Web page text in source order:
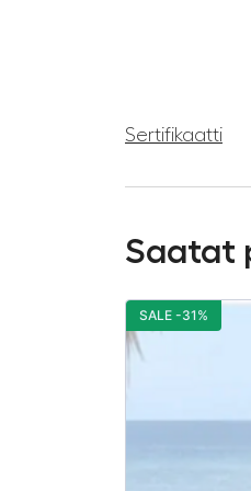
Sertifikaatti
Saatat
SALE -31%